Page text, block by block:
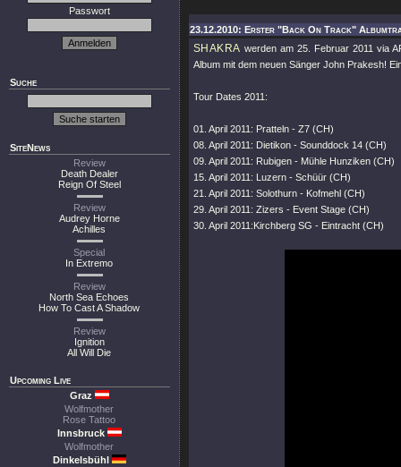
Passwort
Suche
SiteNews
Review
Death Dealer
Reign Of Steel
Review
Audrey Horne
Achilles
Special
In Extremo
Review
North Sea Echoes
How To Cast A Shadow
Review
Ignition
All Will Die
Upcoming Live
Graz
Wolfmother
Rose Tattoo
Innsbruck
Wolfmother
Dinkelsbühl
23.12.2010: Erster "Back On Track"
SHAKRA werden am 25. Februar 2011 via
Album mit dem neuen Sänger John Prakesh!
Tour Dates 2011:
01. April 2011: Pratteln - Z7 (CH)
08. April 2011: Dietikon - Sounddock 14 (CH)
09. April 2011: Rubigen - Mühle Hunziken (CH)
15. April 2011: Luzern - Schüür (CH)
21. April 2011: Solothurn - Kofmehl (CH)
29. April 2011: Zizers - Event Stage (CH)
30. April 2011:Kirchberg SG - Eintracht (CH)